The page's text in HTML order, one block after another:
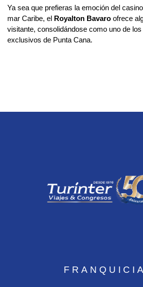
Ya sea que prefieras la emoción del
mar Caribe, el Royalton Bavaro ofrece
visitante, consolidándose como uno de
exclusivos de Punta Cana.